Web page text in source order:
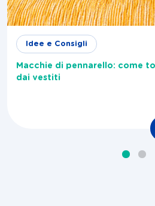
Idee e Consigli
Macchie di pennarello: come
dai vestiti